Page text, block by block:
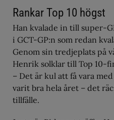
Rankar Top 10 högst
Han kvalade in till super-
i GCT-GP:n som redan
Genom sin tredjeplats på
Henrik solklar till Top 10-
– Det är kul att få vara
varit bra hela året – det
tillfälle.